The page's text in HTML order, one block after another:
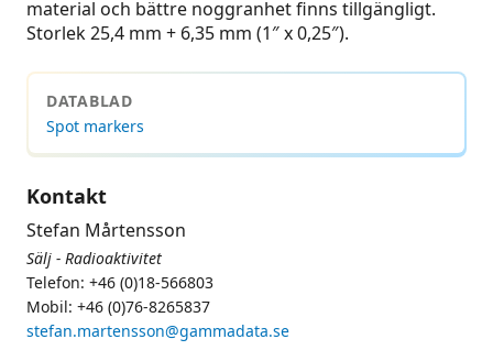
material och bättre noggranhet finns tillgängligt.
Storlek 25,4 mm + 6,35 mm (1″ x 0,25″).
DATABLAD
Spot markers
Kontakt
Stefan Mårtensson
Sälj - Radioaktivitet
Telefon: +46 (0)18-566803
Mobil: +46 (0)76-8265837
stefan.martensson@gammadata.se